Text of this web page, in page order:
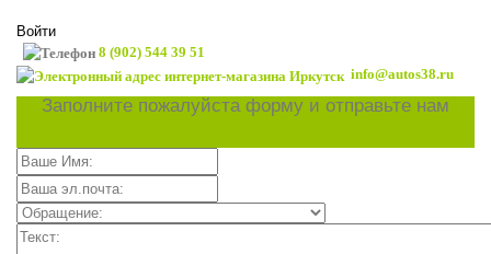
Войти
8 (902) 544 39 51
info@autos38.ru
Заполните пожалуйста форму и отправьте нам